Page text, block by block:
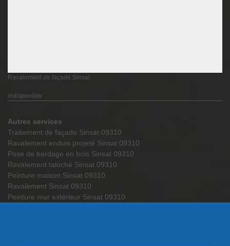
Ravalement de façade Sinsat
indisponible
Autres services
Traitement de façade Sinsat 09310
Ravalement enduis projeté Sinsat 09310
Pose de bardage en bois Sinsat 09310
Ravalement taloché Sinsat 09310
Peinture maison Sinsat 09310
Ravalement Sinsat 09310
Peinture mur extérieur Sinsat 09310